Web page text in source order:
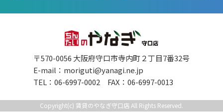
〒570-0056 大阪府守口市寺内町２丁目7番32号
E-mail： moriguti@yanagi.ne.jp
TEL：06-6997-0002 FAX：06-6997-0013
Copyright(c) 賃貸のやなぎ守口店 All Rights Reserved.